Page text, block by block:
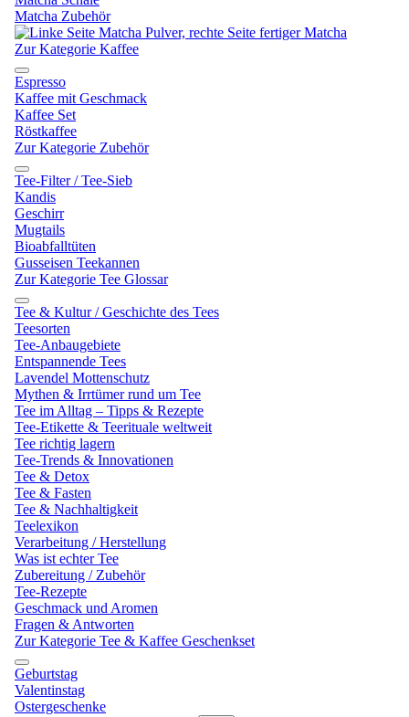
Matcha Zubehör
Zur Kategorie Kaffee
Espresso
Kaffee mit Geschmack
Kaffee Set
Röstkaffee
Zur Kategorie Zubehör
Tee-Filter / Tee-Sieb
Kandis
Geschirr
Mugtails
Bioabfalltüten
Gusseisen Teekannen
Zur Kategorie Tee Glossar
Tee & Kultur / Geschichte des Tees
Teesorten
Tee-Anbaugebiete
Entspannende Tees
Lavendel Mottenschutz
Mythen & Irrtümer rund um Tee
Tee im Alltag – Tipps & Rezepte
Tee-Etikette & Teerituale weltweit
Tee richtig lagern
Tee-Trends & Innovationen
Tee & Detox
Tee & Fasten
Tee & Nachhaltigkeit
Teelexikon
Verarbeitung / Herstellung
Was ist echter Tee
Zubereitung / Zubehör
Tee-Rezepte
Geschmack und Aromen
Fragen & Antworten
Zur Kategorie Tee & Kaffee Geschenkset
Geburtstag
Valentinstag
Ostergeschenke